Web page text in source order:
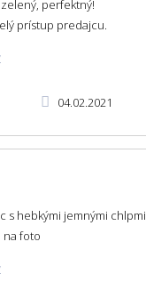
perfektný!
prístup predajcu.
04.02.2021
s hebkými jemnými chlpmi
na foto